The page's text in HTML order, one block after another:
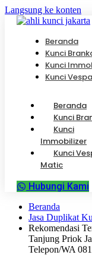
Langsung ke konten
Beranda
Kunci
Kunci
Kunci
Beranda
Kunci
Kunci
Immobilizer
Kunci
Matic
Hubungi Kami
Beranda
Jasa Duplikat
Rekomendasi
Tanjung Priok
Telepon/WA